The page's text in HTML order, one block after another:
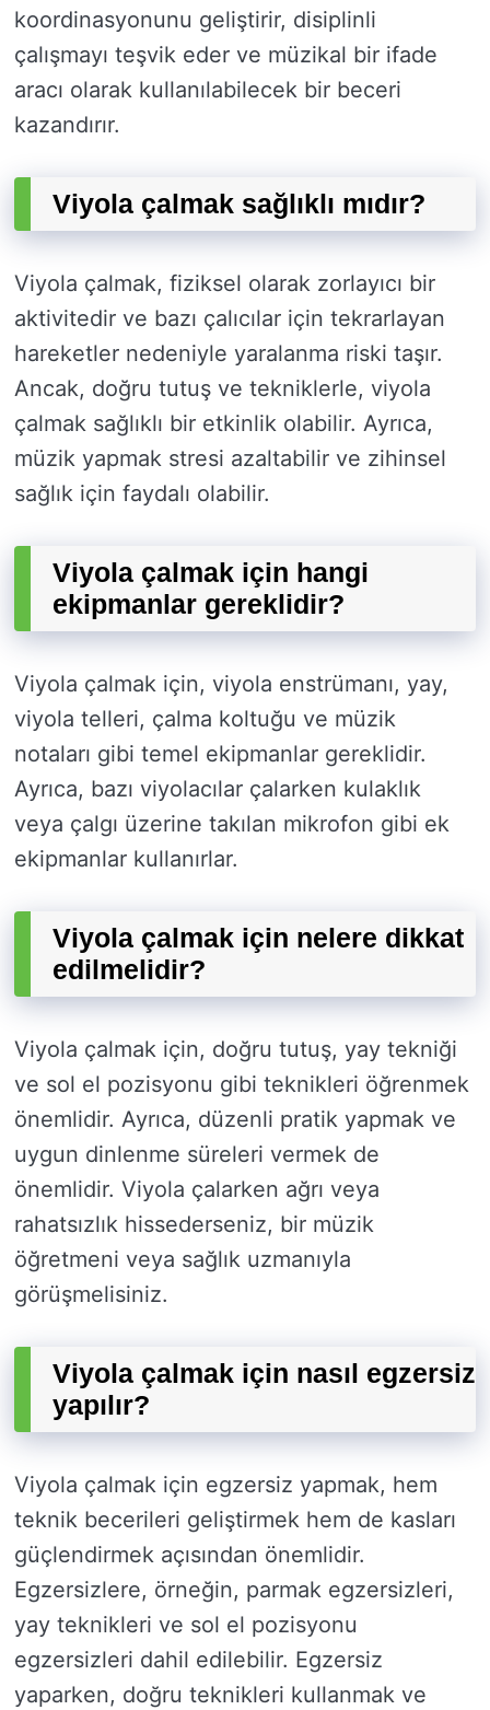
koordinasyonunu geliştirir, disiplinli
çalışmayı teşvik eder ve müzikal bir ifade
aracı olarak kullanılabilecek bir beceri
kazandırır.
Viyola çalmak sağlıklı mıdır?
Viyola çalmak, fiziksel olarak zorlayıcı bir
aktivitedir ve bazı çalıcılar için tekrarlayan
hareketler nedeniyle yaralanma riski taşır.
Ancak, doğru tutuş ve tekniklerle, viyola
çalmak sağlıklı bir etkinlik olabilir. Ayrıca,
müzik yapmak stresi azaltabilir ve zihinsel
sağlık için faydalı olabilir.
Viyola çalmak için hangi
ekipmanlar gereklidir?
Viyola çalmak için, viyola enstrümanı, yay,
viyola telleri, çalma koltuğu ve müzik
notaları gibi temel ekipmanlar gereklidir.
Ayrıca, bazı viyolacılar çalarken kulaklık
veya çalgı üzerine takılan mikrofon gibi ek
ekipmanlar kullanırlar.
Viyola çalmak için nelere dikkat
edilmelidir?
Viyola çalmak için, doğru tutuş, yay tekniği
ve sol el pozisyonu gibi teknikleri öğrenmek
önemlidir. Ayrıca, düzenli pratik yapmak ve
uygun dinlenme süreleri vermek de
önemlidir. Viyola çalarken ağrı veya
rahatsızlık hissederseniz, bir müzik
öğretmeni veya sağlık uzmanıyla
görüşmelisiniz.
Viyola çalmak için nasıl egzersiz
yapılır?
Viyola çalmak için egzersiz yapmak, hem
teknik becerileri geliştirmek hem de kasları
güçlendirmek açısından önemlidir.
Egzersizlere, örneğin, parmak egzersizleri,
yay teknikleri ve sol el pozisyonu
egzersizleri dahil edilebilir. Egzersiz
yaparken, doğru teknikleri kullanmak ve